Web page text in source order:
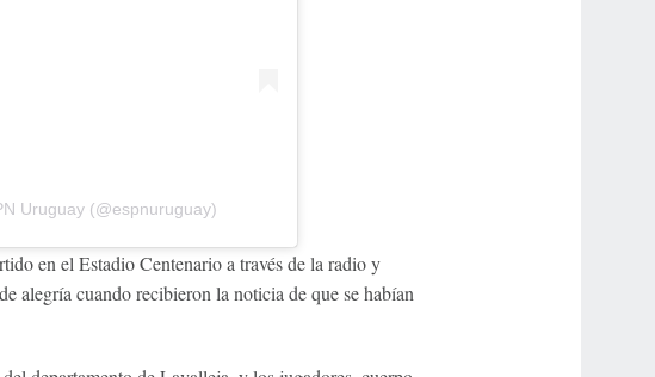
Uruguay (@espnuruguay)
en el Estadio Centenario a través de la radio y
alegría cuando recibieron la noticia de que se habían